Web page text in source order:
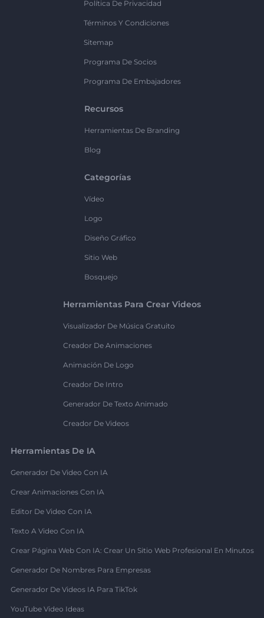
Política De Privacidad
Términos Y Condiciones
Sitemap
Programa De Socios
Programa De Embajadores
Recursos
Herramientas De Branding
Blog
Categorías
Vídeo
Logo
Diseño Gráfico
Sitio Web
Bosquejo
Herramientas Para Crear Videos
Visualizador De Música Gratuito
Creador De Animaciones
Animación De Logo
Creador De Intro
Generador De Texto Animado
Creador De Videos
Herramientas De IA
Generador De Video Con IA
Crear Animaciones Con IA
Editor De Video Con IA
Texto A Video Con IA
Crear Página Web Con IA: Crear Un Sitio Web Profesional En Minutos
Generador De Nombres Para Empresas
Generador De Videos IA Para TikTok
YouTube Video Ideas